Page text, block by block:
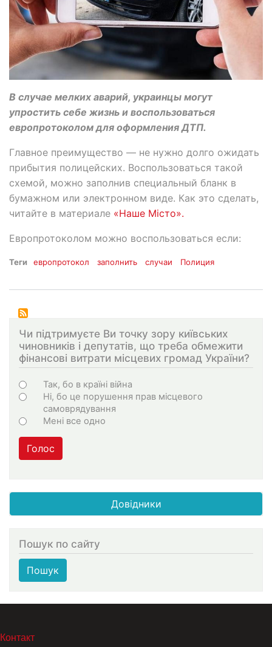
В случае мелких аварий, украинцы могут
упростить себе жизнь и воспользоваться
европротоколом для оформления ДТП.
Главное преимущество — не нужно долго ожидать
прибытия полицейских. Воспользоваться такой
схемой, можно заполнив специальный бланк в
бумажном или электронном виде. Как это сделать,
читайте в материале «Наше Місто».
Европротоколом можно воспользоваться если:
Теги европротокол заполнить случаи Полиция
Чи підтримуєте Ви точку зору київських
чиновників і депутатів, що треба обмежити
фінансові витрати місцевих громад України?
Choices
Так, бо в країні війна
Ні, бо це порушення прав місцевого
самоврядування
Мені все одно
Голос
Довідники
Пошук по сайту
Пошук
МЕНЮ В ПОДВАЛЕ
Контакт